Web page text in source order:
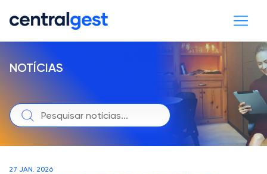
NOTÍCIAS
27 JAN. 2026